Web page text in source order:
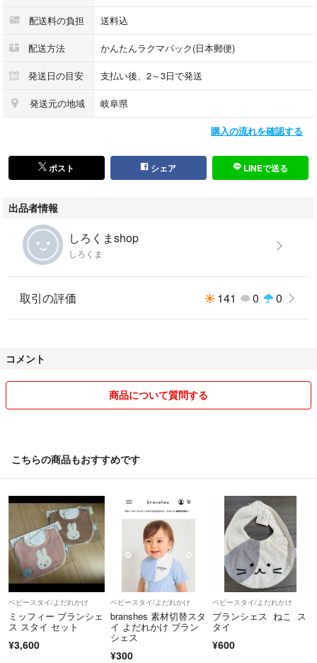
配送料の負担 送料込
配送方法 かんたんラクマパック(日本郵便)
発送日の目安 支払い後、2～3日で発送
発送元の地域 岐阜県
購入の流れを確認する
ポスト シェア LINEで送る
出品者情報
しろくまshop
しろくま
取引の評価 141 0 0
コメント
商品について質問する
こちらの商品もおすすめです
ベビースタイ/よだれかけ
ミッフィー ブランシェ
ス スタイ セット
¥3,600
ベビースタイ/よだれかけ
branshes 素材切替スタ
イ よだれかけ ブラン
シェス
¥300
ベビースタイ/よだれかけ
ブランシェス ねこ ス
タイ
¥600